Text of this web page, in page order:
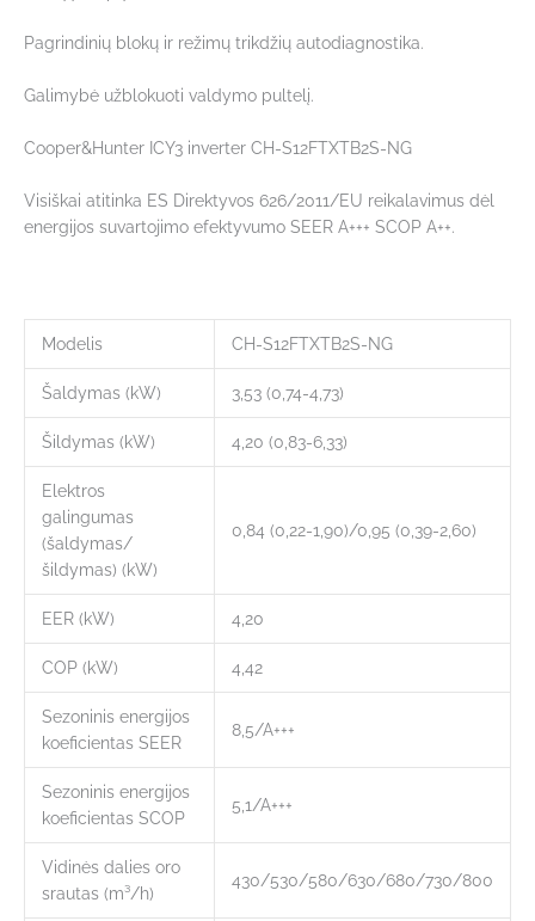
Pagrindinių blokų ir režimų trikdžių autodiagnostika.
Galimybė užblokuoti valdymo pultelį.
Cooper&Hunter ICY3 inverter CH-S12FTXTB2S-NG
Visiškai atitinka ES Direktyvos 626/2011/EU reikalavimus dėl
energijos suvartojimo efektyvumo SEER A+++ SCOP A++.
Modelis CH-S12FTXTB2S-NG
Šaldymas (kW) 3,53 (0,74-4,73)
Šildymas (kW) 4,20 (0,83-6,33)
Elektros
galingumas
(šaldymas/
šildymas) (kW)
0,84 (0,22-1,90)/0,95 (0,39-2,60)
EER (kW) 4,20
COP (kW) 4,42
Sezoninis energijos
koeficientas SEER
8,5/A+++
Sezoninis energijos
koeficientas SCOP
5,1/A+++
Vidinės dalies oro
srautas (m³/h)
430/530/580/630/680/730/800